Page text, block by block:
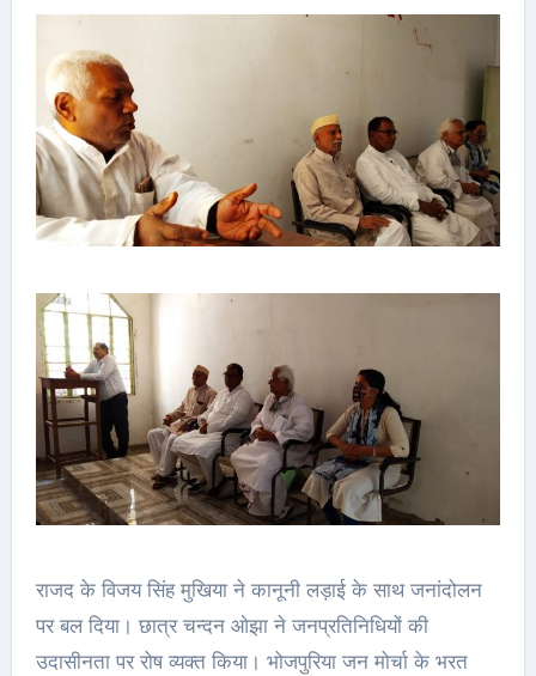
राजद के विजय सिंह मुखिया ने कानूनी लड़ाई के साथ जनांदोलन
पर बल दिया। छात्र चन्दन ओझा ने जनप्रतिनिधियों की
उदासीनता पर रोष व्यक्त किया। भोजपुरिया जन मोर्चा के भरत